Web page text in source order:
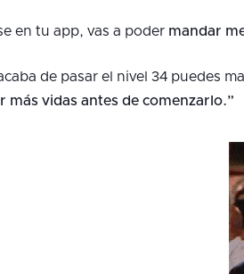
en tu app, vas a poder mandar
de pasar el nivel 34 puedes
más vidas antes de comenzarlo.”